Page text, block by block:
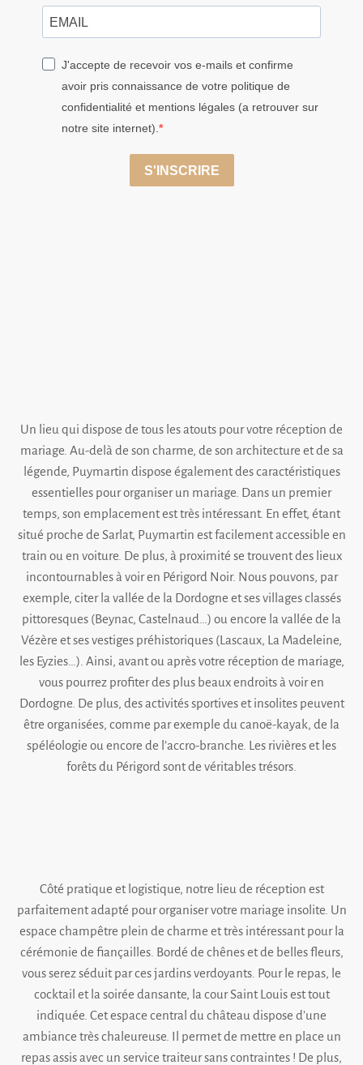
J'accepte de recevoir vos e-mails et confirme
avoir pris connaissance de votre politique de
confidentialité et mentions légales (a retrouver sur
notre site internet).
S'INSCRIRE
Un lieu qui dispose de tous les atouts pour votre réception de
mariage. Au-delà de son charme, de son architecture et de sa
légende, Puymartin dispose également des caractéristiques
essentielles pour organiser un mariage. Dans un premier
temps, son emplacement est très intéressant. En effet, étant
situé proche de Sarlat, Puymartin est facilement accessible en
train ou en voiture. De plus, à proximité se trouvent des lieux
incontournables à voir en Périgord Noir. Nous pouvons, par
exemple, citer la vallée de la Dordogne et ses villages classés
pittoresques (Beynac, Castelnaud…) ou encore la vallée de la
Vézère et ses vestiges préhistoriques (Lascaux, La Madeleine,
les Eyzies…). Ainsi, avant ou après votre réception de mariage,
vous pourrez profiter des plus beaux endroits à voir en
Dordogne. De plus, des activités sportives et insolites peuvent
être organisées, comme par exemple du canoë-kayak, de la
spéléologie ou encore de l’accro-branche. Les rivières et les
forêts du Périgord sont de véritables trésors.
Côté pratique et logistique, notre lieu de réception est
parfaitement adapté pour organiser votre mariage insolite. Un
espace champêtre plein de charme et très intéressant pour la
cérémonie de fiançailles. Bordé de chênes et de belles fleurs,
vous serez séduit par ces jardins verdoyants. Pour le repas, le
cocktail et la soirée dansante, la cour Saint Louis est tout
indiquée. Cet espace central du château dispose d’une
ambiance très chaleureuse. Il permet de mettre en place un
repas assis avec un service traiteur sans contraintes ! De plus,